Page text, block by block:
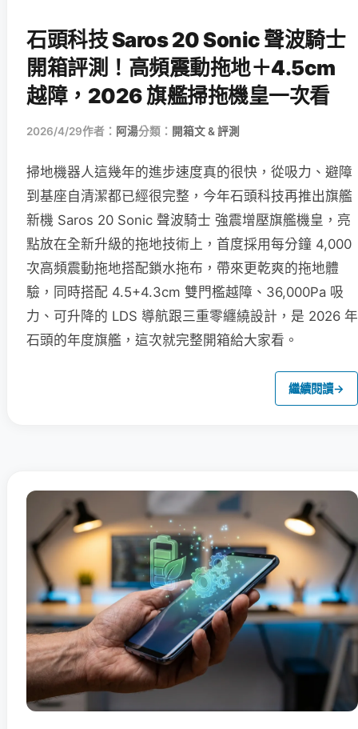
石頭科技 Saros 20 Sonic 聲波騎士
開箱評測！高頻震動拖地＋4.5cm
越障，2026 旗艦掃拖機皇一次看
2026/4/29作者： 阿湯分類： 開箱文 & 評測
掃地機器人這幾年的進步速度真的很快，從吸力、避障
到基座自清潔都已經很完整，今年石頭科技再推出旗艦
新機 Saros 20 Sonic 聲波騎士 強震增壓旗艦機皇，亮
點放在全新升級的拖地技術上，首度採用每分鐘 4,000
次高頻震動拖地搭配鎖水拖布，帶來更乾爽的拖地體
驗，同時搭配 4.5+4.3cm 雙門檻越障、36,000Pa 吸
力、可升降的 LDS 導航跟三重零纏繞設計，是 2026 年
石頭的年度旗艦，這次就完整開箱給大家看。
繼續閱讀→